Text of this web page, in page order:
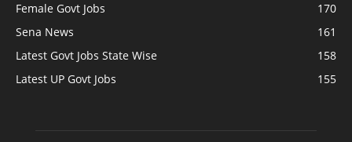
Female Govt Jobs
170
Sena News
161
Latest Govt Jobs State Wise
158
Latest UP Govt Jobs
155